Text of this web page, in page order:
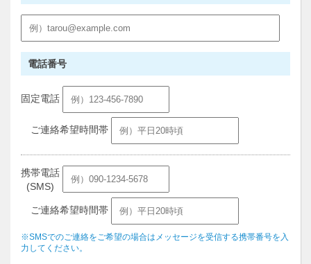
電話番号
固定電話
ご連絡希望時間帯
携帯電話
(SMS)
ご連絡希望時間帯
※SMSでのご連絡をご希望の場合はメッセージを受信する携帯番号を入
力してください。